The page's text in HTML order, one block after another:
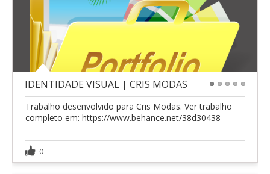
IDENTIDADE VISUAL | CRIS MODAS
Trabalho desenvolvido para Cris Modas. Ver trabalho
completo em: https://www.behance.net/38d30438
0